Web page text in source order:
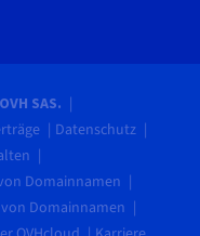
SAS.
Datenschutz
Domainnamen
Domainnamen